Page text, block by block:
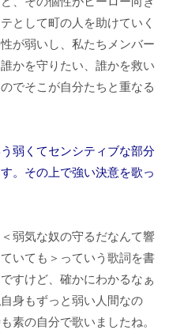
として町の人を助けていく
が弱いし、私たちメンバー
かを守りたい、誰かを救い
でそこが自分たちと重なる
弱くてセンシティブな部分
。その上で強い決意を歌っ
弱気な奴の守るだなんて響
ても＞っていう歌詞を書
すけど、確かにわかるなぁ
身もずっと弱い人間なの
素の自分で歌いましたね。